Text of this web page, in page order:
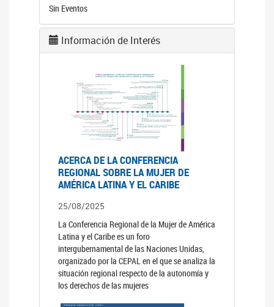
Sin Eventos
Información de Interés
ACERCA DE LA CONFERENCIA
REGIONAL SOBRE LA MUJER DE
AMÉRICA LATINA Y EL CARIBE
25/08/2025
La Conferencia Regional de la Mujer de América
Latina y el Caribe es un foro
intergubernamental de las Naciones Unidas,
organizado por la CEPAL en el que se analiza la
situación regional respecto de la autonomía y
los derechos de las mujeres